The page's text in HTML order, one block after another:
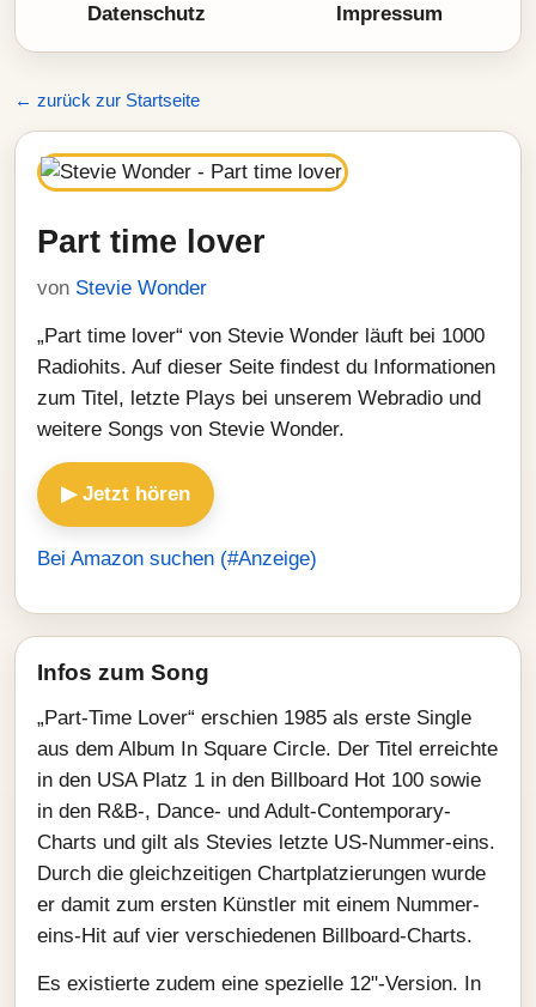
Datenschutz Impressum
← zurück zur Startseite
Part time lover
von Stevie Wonder
„Part time lover“ von Stevie Wonder läuft bei 1000
Radiohits. Auf dieser Seite findest du Informationen
zum Titel, letzte Plays bei unserem Webradio und
weitere Songs von Stevie Wonder.
▶ Jetzt hören
Bei Amazon suchen (#Anzeige)
Infos zum Song
„Part-Time Lover“ erschien 1985 als erste Single
aus dem Album In Square Circle. Der Titel erreichte
in den USA Platz 1 in den Billboard Hot 100 sowie
in den R&B-, Dance- und Adult-Contemporary-
Charts und gilt als Stevies letzte US-Nummer-eins.
Durch die gleichzeitigen Chartplatzierungen wurde
er damit zum ersten Künstler mit einem Nummer-
eins-Hit auf vier verschiedenen Billboard-Charts.
Es existierte zudem eine spezielle 12"-Version. In